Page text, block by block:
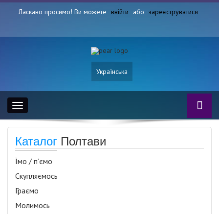
Ласкаво просимо! Ви можете ввійти або зареєструватися
Українська
Toggle
navigation
Каталог Полтави
Їмо / п’ємо
Скупляємось
Граємо
Молимось